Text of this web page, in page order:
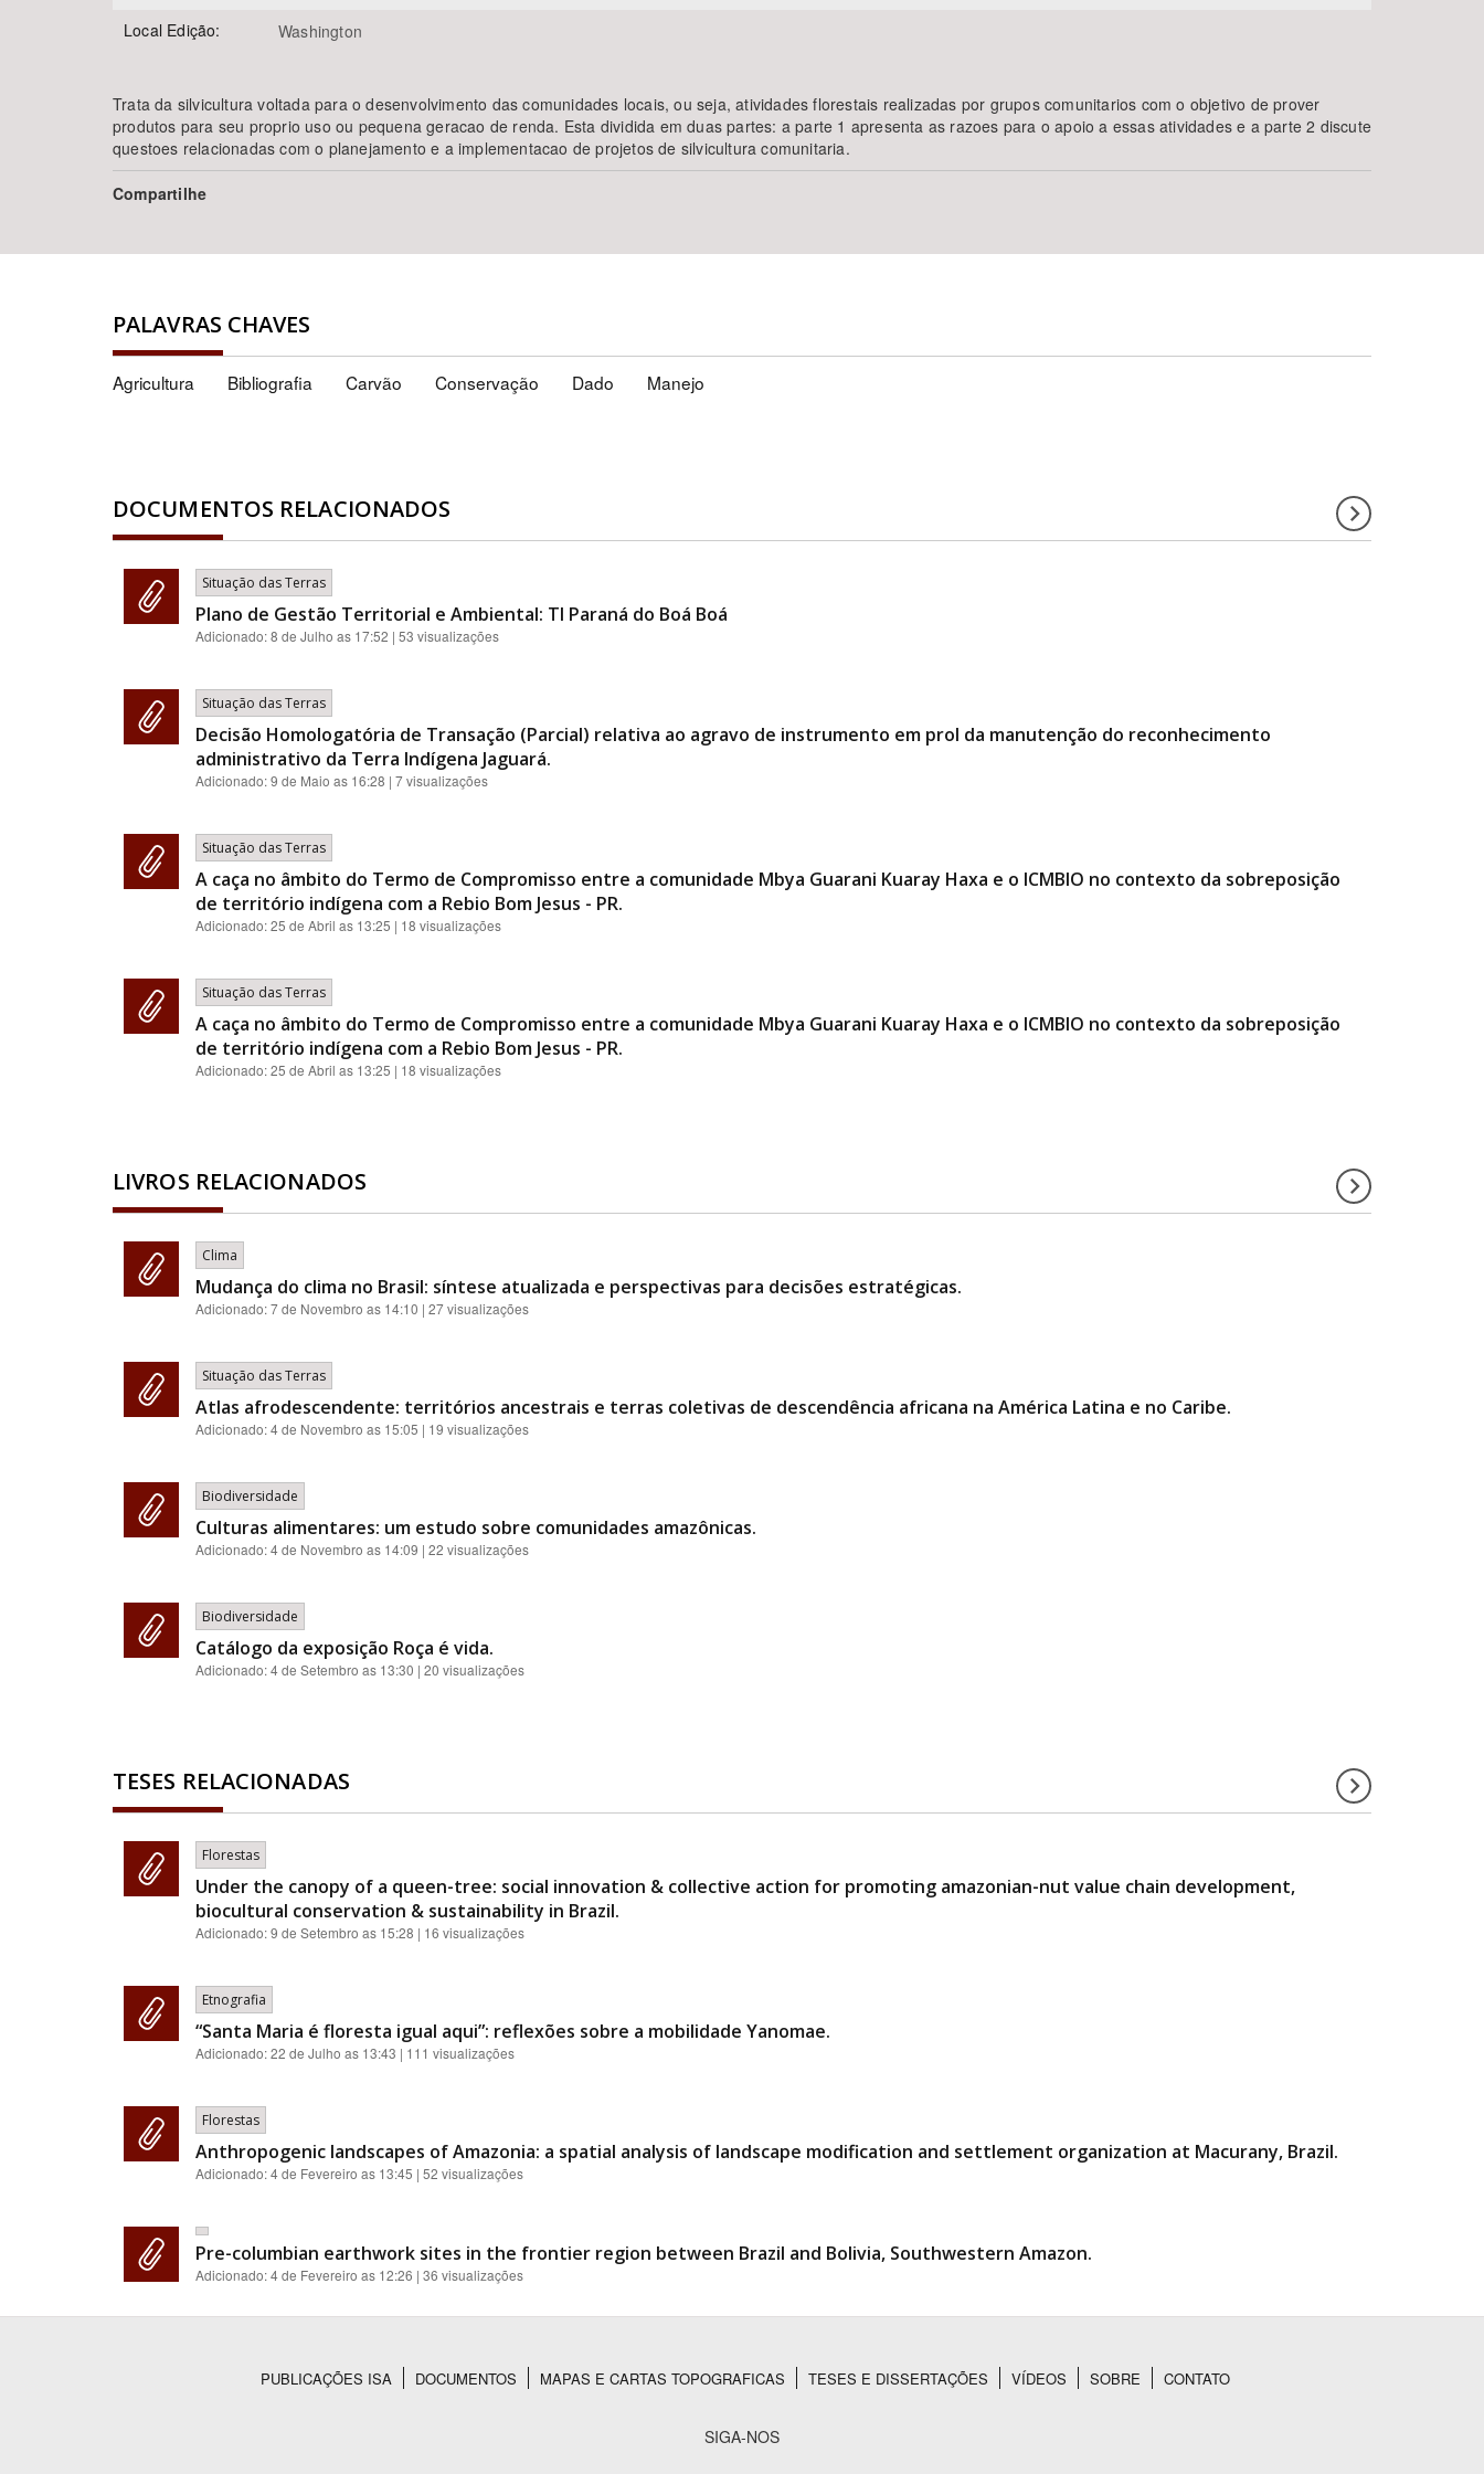
Local Edição: Washington
Trata da silvicultura voltada para o desenvolvimento das comunidades locais, ou seja, atividades florestais realizadas por grupos comunitarios com o objetivo de prover
produtos para seu proprio uso ou pequena geracao de renda. Esta dividida em duas partes: a parte 1 apresenta as razoes para o apoio a essas atividades e a parte 2 discute
questoes relacionadas com o planejamento e a implementacao de projetos de silvicultura comunitaria.
Compartilhe
PALAVRAS CHAVES
Agricultura Bibliografia Carvão Conservação Dado Manejo
DOCUMENTOS RELACIONADOS
Situação das Terras
Plano de Gestão Territorial e Ambiental: TI Paraná do Boá Boá
Adicionado:8 de Julho as 17:52 | 53 visualizações
Situação das Terras
Decisão Homologatória de Transação (Parcial) relativa ao agravo de instrumento em prol da manutenção do reconhecimento
administrativo da Terra Indígena Jaguará.
Adicionado:9 de Maio as 16:28 | 7 visualizações
Situação das Terras
A caça no âmbito do Termo de Compromisso entre a comunidade Mbya Guarani Kuaray Haxa e o ICMBIO no contexto da sobreposição
de território indígena com a Rebio Bom Jesus - PR.
Adicionado:25 de Abril as 13:25 | 18 visualizações
Situação das Terras
A caça no âmbito do Termo de Compromisso entre a comunidade Mbya Guarani Kuaray Haxa e o ICMBIO no contexto da sobreposição
de território indígena com a Rebio Bom Jesus - PR.
Adicionado:25 de Abril as 13:25 | 18 visualizações
LIVROS RELACIONADOS
Clima
Mudança do clima no Brasil: síntese atualizada e perspectivas para decisões estratégicas.
Adicionado:7 de Novembro as 14:10 | 27 visualizações
Situação das Terras
Atlas afrodescendente: territórios ancestrais e terras coletivas de descendência africana na América Latina e no Caribe.
Adicionado:4 de Novembro as 15:05 | 19 visualizações
Biodiversidade
Culturas alimentares: um estudo sobre comunidades amazônicas.
Adicionado:4 de Novembro as 14:09 | 22 visualizações
Biodiversidade
Catálogo da exposição Roça é vida.
Adicionado:4 de Setembro as 13:30 | 20 visualizações
TESES RELACIONADAS
Florestas
Under the canopy of a queen-tree: social innovation & collective action for promoting amazonian-nut value chain development,
biocultural conservation & sustainability in Brazil.
Adicionado:9 de Setembro as 15:28 | 16 visualizações
Etnografia
“Santa Maria é floresta igual aqui”: reflexões sobre a mobilidade Yanomae.
Adicionado:22 de Julho as 13:43 | 111 visualizações
Florestas
Anthropogenic landscapes of Amazonia: a spatial analysis of landscape modification and settlement organization at Macurany, Brazil.
Adicionado:4 de Fevereiro as 13:45 | 52 visualizações
Pre-columbian earthwork sites in the frontier region between Brazil and Bolivia, Southwestern Amazon.
Adicionado:4 de Fevereiro as 12:26 | 36 visualizações
PUBLICAÇÕES ISA DOCUMENTOS MAPAS E CARTAS TOPOGRAFICAS TESES E DISSERTAÇÕES VÍDEOS SOBRE CONTATO
SIGA-NOS